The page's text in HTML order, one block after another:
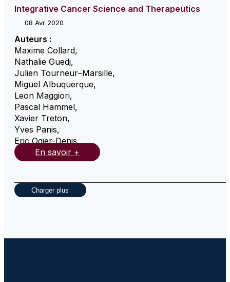
Integrative Cancer Science and Therapeutics
08 Avr 2020
Auteurs :
Maxime Collard,
Nathalie Guedj,
Julien Tourneur–Marsille,
Miguel Albuquerque,
Leon Maggiori,
Pascal Hammel,
Xavier Treton,
Yves Panis,
Eric Ogier-Denis,
En savoir +
Charger plus